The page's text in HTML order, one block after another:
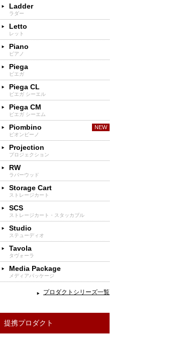
Ladder
ラダー
Letto
レット
Piano
ピアノ
Piega
ピエガ
Piega CL
ピエガ シーエル
Piega CM
ピエガ シーエム
Piombino
ピオンビーノ
Projection
プロジェクション
RW
ラバーウッド
Storage Cart
ストレージカート
SCS
ストレージカート・スタッカブル
Studio
ステューディオ
Tavola
タヴォーラ
Media Package
メディアパッケージ
プロダクトシリーズ一覧
提携プロダクト